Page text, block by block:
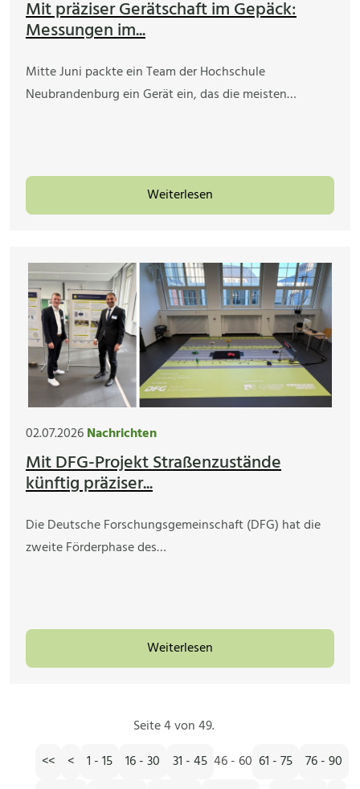
Mit präziser Gerätschaft im Gepäck:
Messungen im...
Mitte Juni packte ein Team der Hochschule
Neubrandenburg ein Gerät ein, das die meisten…
Weiterlesen
02.07.2026Nachrichten
Mit DFG-Projekt Straßenzustände
künftig präziser...
Die Deutsche Forschungsgemeinschaft (DFG) hat die
zweite Förderphase des…
Weiterlesen
Seite 4 von 49.
<<
< 1 - 15 16 - 30 31 - 45 46 - 60 61 - 75
76 - 90